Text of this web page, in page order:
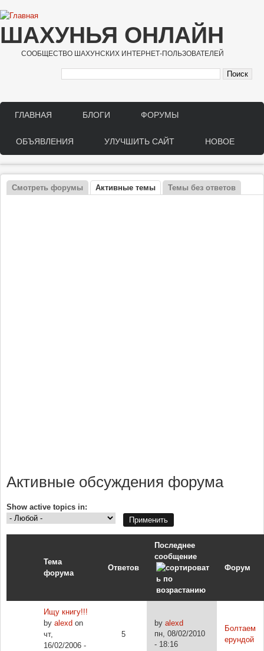
Перейти к основному содержанию
ШАХУНЬЯ ОНЛАЙН
СООБЩЕСТВО ШАХУНСКИХ ИНТЕРНЕТ-ПОЛЬЗОВАТЕЛЕЙ
Main menu
ГЛАВНАЯ БЛОГИ ФОРУМЫ
ОБЪЯВЛЕНИЯ УЛУЧШИТЬ САЙТ НОВОЕ
Главные вкладки
Смотреть форумы Активные темы (активная вкладка)
Темы без ответов
Активные обсуждения форума
Show active topics in:
Тема
форума
Ответов
Последнее
сообщение
Форум
Ищу книгу!!!
by alexd on
чт,
16/02/2006 -
5
by alexd
пн, 08/02/2010
- 18:16
Болтаем
ерундой